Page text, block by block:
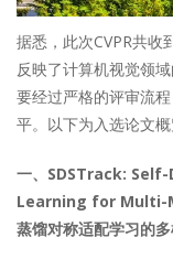
据悉，此次CVPR共收
反映了计算机视觉领
要经过严格的评审流
平。以下为入选论文概
一、SDSTrack:
Learning for Multi-
蒸馏对称适配学习的多